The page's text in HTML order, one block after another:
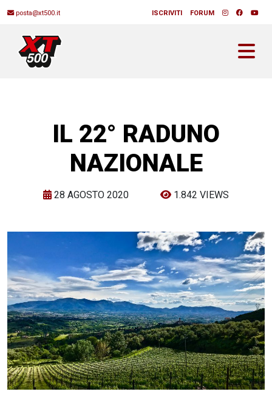
posta@xt500.it ISCRIVITI FORUM
IL 22° RADUNO
NAZIONALE
28 AGOSTO 2020 1.842 VIEWS